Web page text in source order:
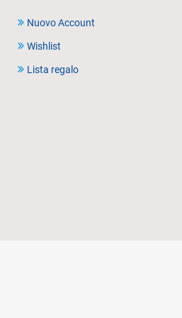
Nuovo Account
Wishlist
Lista regalo